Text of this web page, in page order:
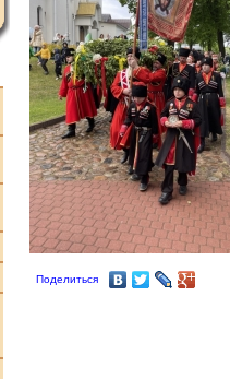
Поделиться